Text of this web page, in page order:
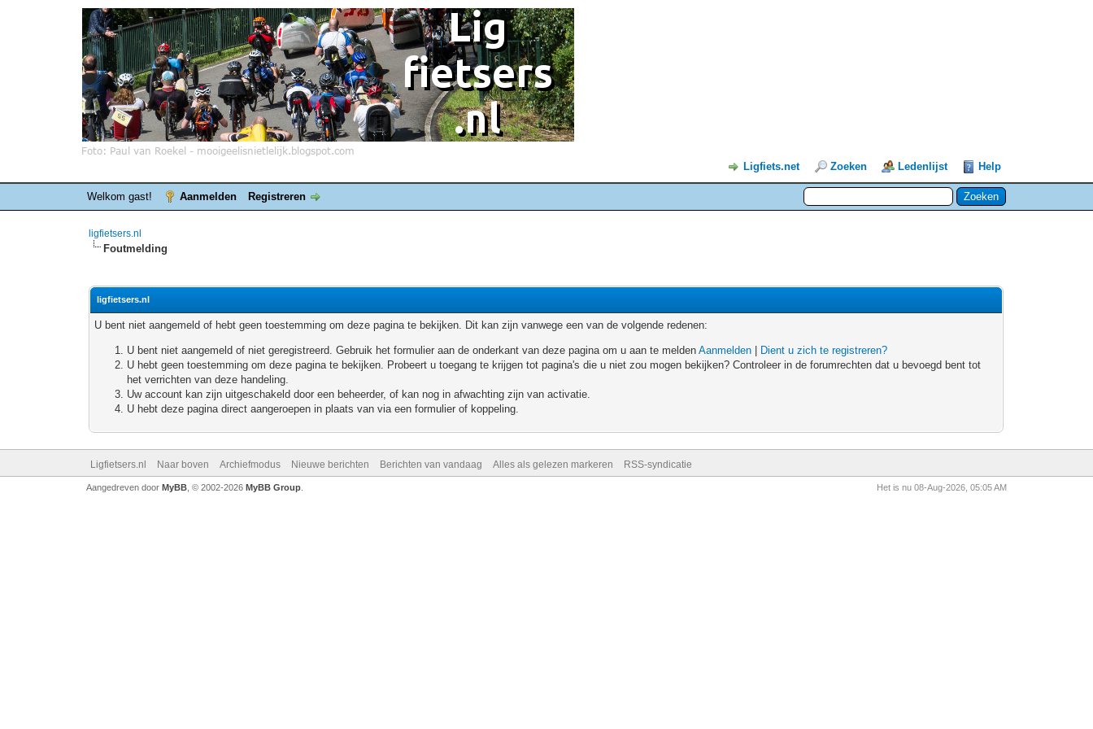
Ligfiets.net Zoeken Ledenlijst Help
Welkom gast! Aanmelden Registreren
ligfietsers.nl
Foutmelding
ligfietsers.nl
U bent niet aangemeld of hebt geen toestemming om deze pagina te bekijken. Dit kan zijn vanwege een van de volgende redenen:
U bent niet aangemeld of niet geregistreerd. Gebruik het formulier aan de onderkant van deze pagina om u aan te meldenAanmelden
Dient u zich te registreren?
U hebt geen toestemming om deze pagina te bekijken. Probeert u toegang te krijgen tot pagina's die u niet zou mogen bekijken? Controleer in de forumrechten dat u bevoegd bent tot
het verrichten van deze handeling.
Uw account kan zijn uitgeschakeld door een beheerder, of kan nog in afwachting zijn van activatie.
U hebt deze pagina direct aangeroepen in plaats van via een formulier of koppeling.
Ligfietsers.nl Naar boven Archiefmodus Nieuwe berichten Berichten van vandaag Alles als gelezen markeren RSS-syndicatie
Het is nu 08-Aug-2026, 05:05 AM
Aangedreven door MyBB, © 2002-2026 MyBB Group.